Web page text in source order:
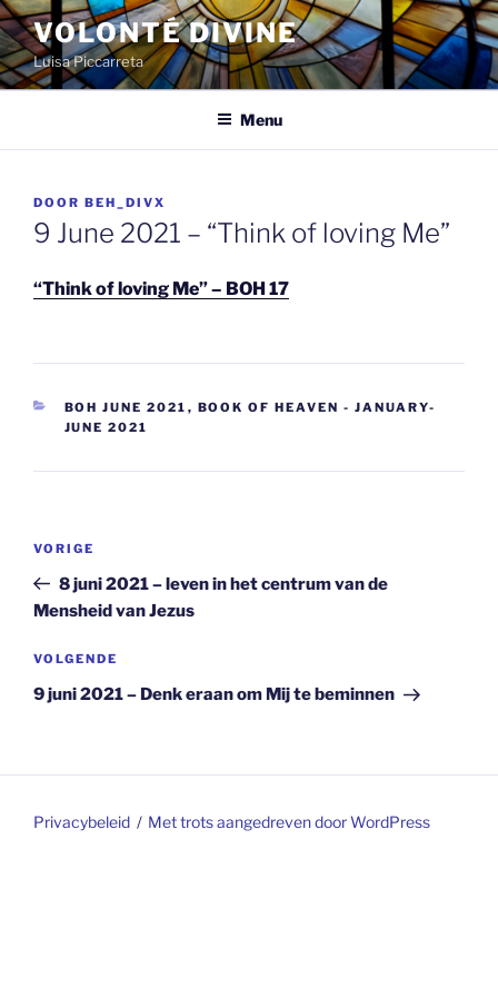
Spring
naar
de
inhoud
VOLONTÉ DIVINE
Luisa Piccarreta
Menu
GEPLAATST
OP
DOOR BEH_DIVX
9 June 2021 – “Think of loving Me”
“Think of loving Me” – BOH 17
CATEGORIEËN
BOH JUNE 2021 , BOOK OF HEAVEN - JANUARY-
JUNE 2021
Vorig
bericht
VORIGE
8 juni 2021 – leven in het centrum van de
Mensheid van Jezus
Volgend
bericht
VOLGENDE
9 juni 2021 – Denk eraan om Mij te beminnen
Privacybeleid Met trots aangedreven door WordPress